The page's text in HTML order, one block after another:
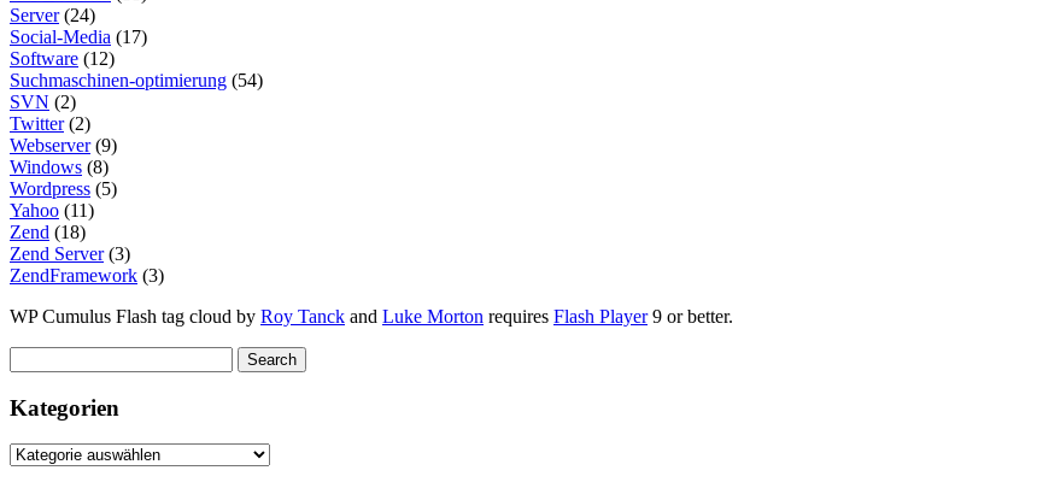
Server(24)
Social-Media (17)
Software (12)
Suchmaschinen-optimierung (54)
SVN (2)
Twitter(2)
Webserver(9)
Windows (8)
Wordpress (5)
Yahoo (11)
Zend (18)
Zend Server(3)
ZendFramework (3)
WP Cumulus Flash tag cloud by Roy Tanck and Luke Morton requires Flash Player9 or better.
Kategorien
Kategorien